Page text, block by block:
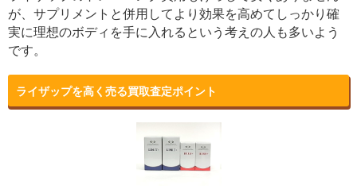
が、サプリメントと併用してより効果を高めてしっかり確
実に理想のボディを手に入れるという考えの人も多いよう
です。
ライザップを高く売る買取査定ポイント